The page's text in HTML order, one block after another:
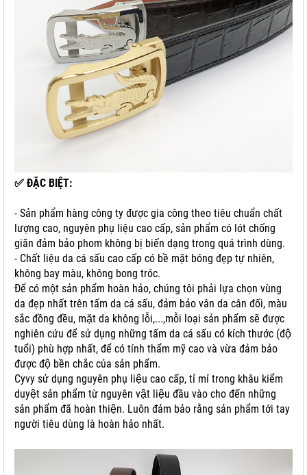
✅ ĐẶC BIỆT:
- Sản phẩm hàng công ty được gia công theo tiêu chuẩn chất
lượng cao, nguyên phụ liệu cao cấp, sản phẩm có lót chống
giãn đảm bảo phom không bị biến dạng trong quá trình dùng.
- Chất liệu da cá sấu cao cấp có bề mặt bóng đẹp tự nhiên,
không bay màu, không bong tróc.
Để có một sản phẩm hoàn hảo, chúng tôi phải lựa chọn vùng
da đẹp nhất trên tấm da cá sấu, đảm bảo vân da cân đối, màu
sắc đồng đều, mặt da không lỗi,...,mỗi loại sản phẩm sẽ được
nghiên cứu để sử dụng những tấm da cá sấu có kích thước (độ
tuổi) phù hợp nhất, để có tính thẩm mỹ cao và vừa đảm bảo
được độ bền chắc của sản phẩm.
Cyvy sử dụng nguyên phụ liệu cao cấp, tỉ mỉ trong khâu kiểm
duyệt sản phẩm từ nguyên vật liệu đầu vào cho đến những
sản phẩm đã hoàn thiện. Luôn đảm bảo rằng sản phẩm tới tay
người tiêu dùng là hoàn hảo nhất.